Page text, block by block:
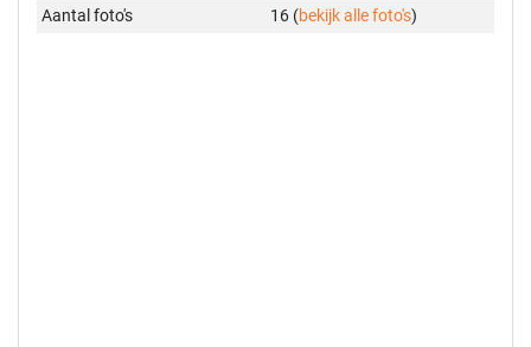
Aantal foto's
16 (bekijk alle foto's)